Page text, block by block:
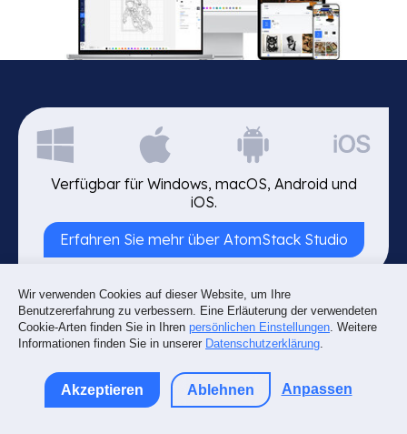
Verfügbar für Windows, macOS, Android und
iOS.
Erfahren Sie mehr über AtomStack Studio
AtomStack Kraft ist außerdem vollständig
Wir verwenden Cookies auf dieser Website, um Ihre
Benutzererfahrung zu verbessern. Eine Erläuterung der verwendeten
Cookie-Arten finden Sie in Ihren persönlichen Einstellungen. Weitere
Informationen finden Sie in unserer Datenschutzerklärung.
Akzeptieren Ablehnen Anpassen